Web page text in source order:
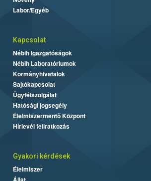
Labor/Egyéb
Kapcsolat
Nébih Igazgatóságok
Nébih Laboratóriumok
Kormányhivatalok
Sajtókapcsolat
Ügyfélszolgálat
Hatósági jogsegély
Élelmiszermentő Központ
Hírlevél feliratkozás
Gyakori kérdések
Élelmiszer